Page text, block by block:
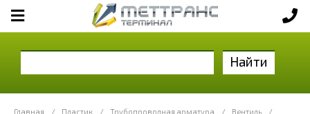
Найти
Главная / Пластик / Трубопроводная арматура / Вентиль
/